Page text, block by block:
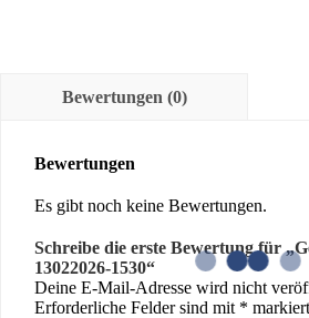
Bewertungen (0)
Bewertungen
Es gibt noch keine Bewertungen.
Schreibe die erste Bewertung für
13022026-1530“
Deine E-Mail-Adresse wird nicht
Erforderliche Felder sind mit * markiert